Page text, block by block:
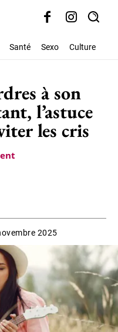
Santé Sexo Culture
à son
l’astuce
les cris
2025